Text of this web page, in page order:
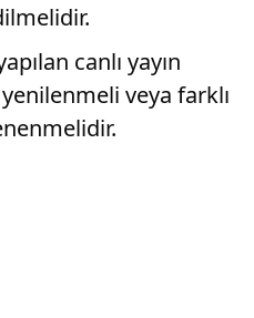
canlı yayın
veya farklı